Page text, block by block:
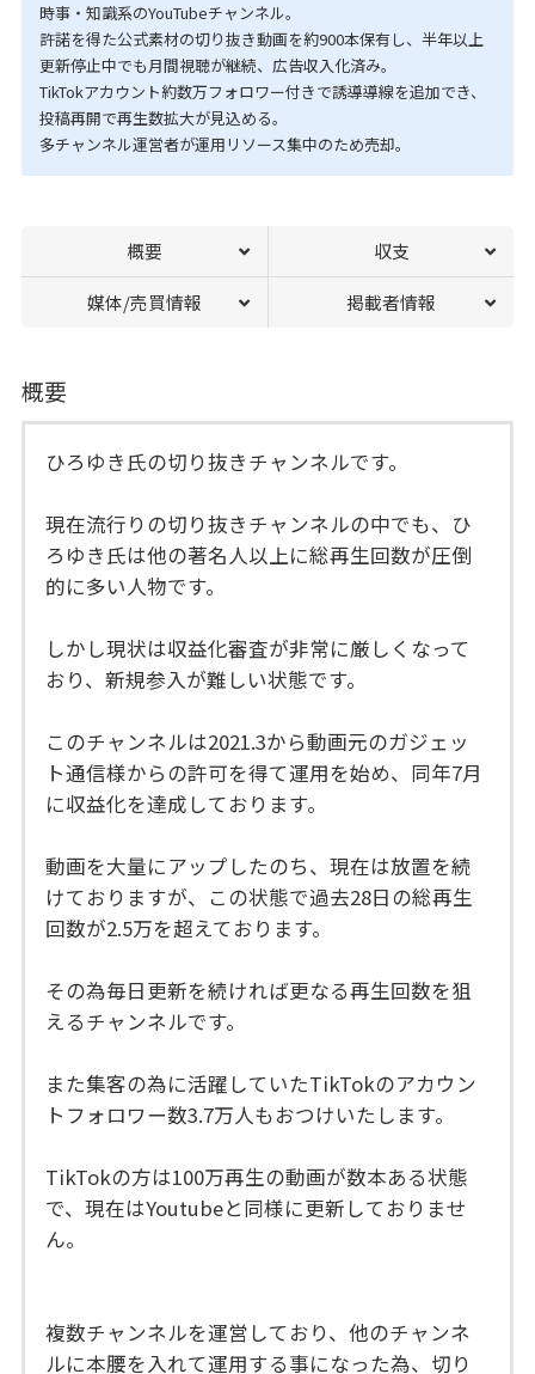
時事・知識系のYouTubeチャンネル。
許諾を得た公式素材の切り抜き動画を約900本保有し、半年以上
更新停止中でも月間視聴が継続、広告収入化済み。
TikTokアカウント約数万フォロワー付きで誘導導線を追加でき、
投稿再開で再生数拡大が見込める。
多チャンネル運営者が運用リソース集中のため売却。
概要 収支
媒体/売買情報 掲載者情報
概要
ひろゆき氏の切り抜きチャンネルです。
現在流行りの切り抜きチャンネルの中でも、ひ
ろゆき氏は他の著名人以上に総再生回数が圧倒
的に多い人物です。
しかし現状は収益化審査が非常に厳しくなって
おり、新規参入が難しい状態です。
このチャンネルは2021.3から動画元のガジェッ
ト通信様からの許可を得て運用を始め、同年7月
に収益化を達成しております。
動画を大量にアップしたのち、現在は放置を続
けておりますが、この状態で過去28日の総再生
回数が2.5万を超えております。
その為毎日更新を続ければ更なる再生回数を狙
えるチャンネルです。
また集客の為に活躍していたTikTokのアカウン
トフォロワー数3.7万人もおつけいたします。
TikTokの方は100万再生の動画が数本ある状態
で、現在はYoutubeと同様に更新しておりませ
ん。
複数チャンネルを運営しており、他のチャンネ
ルに本腰を入れて運用する事になった為、切り